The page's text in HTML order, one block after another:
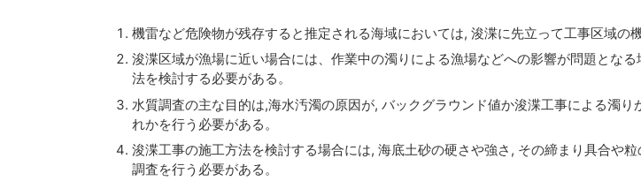
機雷など危険物が残存すると推定される海域においては, 浚渫に先立って工事区域の
浚渫区域が漁場に近い場合には、作業中の濁りによる漁場などへの影響が問題とな
法を検討する必要がある。
水質調査の主な目的は,海水汚濁の原因が, バックグラウンド値か浚渫工事による濁
れかを行う必要がある。
浚渫工事の施工方法を検討する場合には, 海底土砂の硬さや強さ, その締まり具合や
調査を行う必要がある。